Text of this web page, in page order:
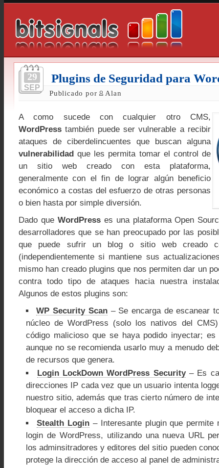
29
SEP
Plugins de Seguridad para
Publicado por Alan
A como sucede con cualquier otro CMS,
WordPress también puede ser vulnerable a recibir
ataques de ciberdelincuentes que buscan alguna
vulnerabilidad que les permita tomar el control de
un sitio web creado con esta plataforma,
generalmente con el fin de lograr algún beneficio
económico a costas del esfuerzo de otras personas
o bien hasta por simple diversión.
Dado que WordPresses una plataforma Open
desarrolladores que se han preocupado por las
que puede sufrir un blog o sitio web creado
(independientemente si mantiene sus
mismo han creado plugins que nos permiten dar un
contra todo tipo de ataques hacia nuestra
Algunos de estos plugins son:
WP Security Scan– Se encarga de escanear
núcleo de WordPress (solo los nativos del
código malicioso que se haya podido inyectar; es
aunque no se recomienda usarlo muy a menudo
de recursos que genera.
Login LockDown WordPress Security– Es
direcciones IP cada vez que un usuario intenta
nuestro sitio, además que tras cierto número de
bloquear el acceso a dicha IP.
Stealth Login– Interesante plugin que permite
login de WordPress, utilizando una nueva URL
los adminsitradores y editores del sitio pueden
protege la dirección de acceso al panel de